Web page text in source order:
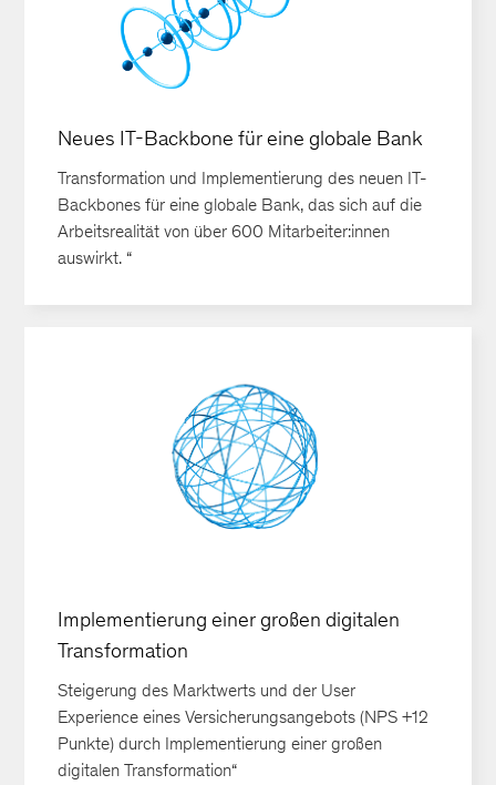
Neues IT-Backbone für eine globale Bank
Transformation und Implementierung des neuen IT-
Backbones für eine globale Bank, das sich auf die
Arbeitsrealität von über 600 Mitarbeiter:innen
auswirkt. “
Implementierung einer großen digitalen
Transformation
Steigerung des Marktwerts und der User
Experience eines Versicherungsangebots (NPS +12
Punkte) durch Implementierung einer großen
digitalen Transformation“